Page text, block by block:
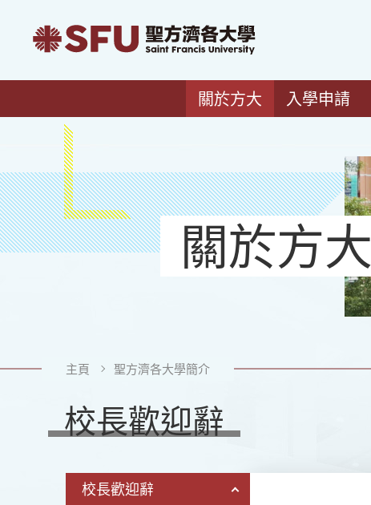
關於方大 入學申請
關於方大
主頁 聖方濟各大學簡介
校長歡迎辭
校長歡迎辭